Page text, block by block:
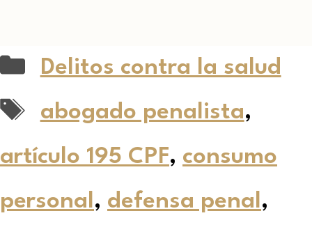
Delitos contra la salud
abogado penalista,
artículo 195 CPF, consumo
personal, defensa penal,